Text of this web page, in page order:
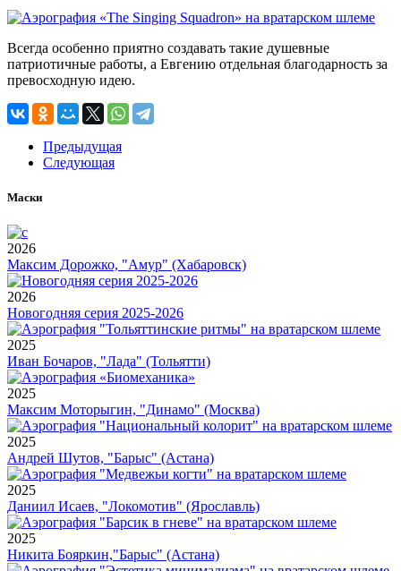
Всегда особенно приятно создавать такие душевные
патриотичные работы, а Евгению отдельная благодарность за
превосходную идею.
Предыдущая
Следующая
Маски
2026
Максим Дорожко, "Амур" (Хабаровск)
2026
Новогодняя серия 2025-2026
2025
Иван Бочаров, "Лада" (Тольятти)
2025
Максим Моторыгин, "Динамо" (Москва)
2025
Андрей Шутов, "Барыс" (Астана)
2025
Даниил Исаев, "Локомотив" (Ярославль)
2025
Никита Бояркин,"Барыс" (Астана)